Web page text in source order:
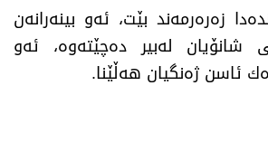
زەرەرمەند بێت، ئەو بینەرانەن
لەبیر دەچێتەوە، ئەو
ئاسن ژەنگیان هەڵێنا.